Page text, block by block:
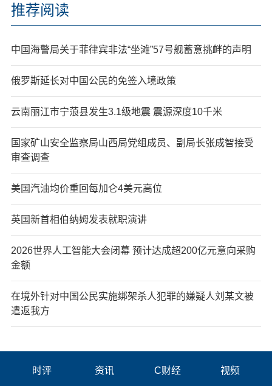
推荐阅读
中国海警局关于菲律宾非法“坐滩”57号舰蓄意挑衅的声明
俄罗斯延长对中国公民的免签入境政策
云南丽江市宁蒗县发生3.1级地震 震源深度10千米
国家矿山安全监察局山西局党组成员、副局长张成智接受
审查调查
美国汽油均价重回每加仑4美元高位
英国新首相伯纳姆发表就职演讲
2026世界人工智能大会闭幕 预计达成超200亿元意向采购
金额
在境外针对中国公民实施绑架杀人犯罪的嫌疑人刘某文被
遣返我方
时评 资讯 C财经 视频